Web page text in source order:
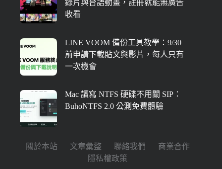
錄片與台語動畫，註冊就能無廣告
收看
LINE VOOM 備份工具教學：9/30
前申請下載貼文與影片，每人只有
一次機會
Mac 讀寫 NTFS 硬碟不用關 SIP：
BuhoNTFS 2.0 公測免費體驗
關於本站 文章彙整 聯絡我們
商業合作
隱私權政策